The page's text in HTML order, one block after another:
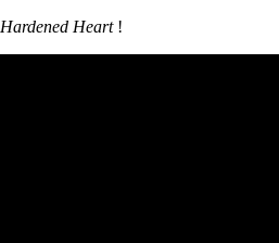
Hardened Heart!